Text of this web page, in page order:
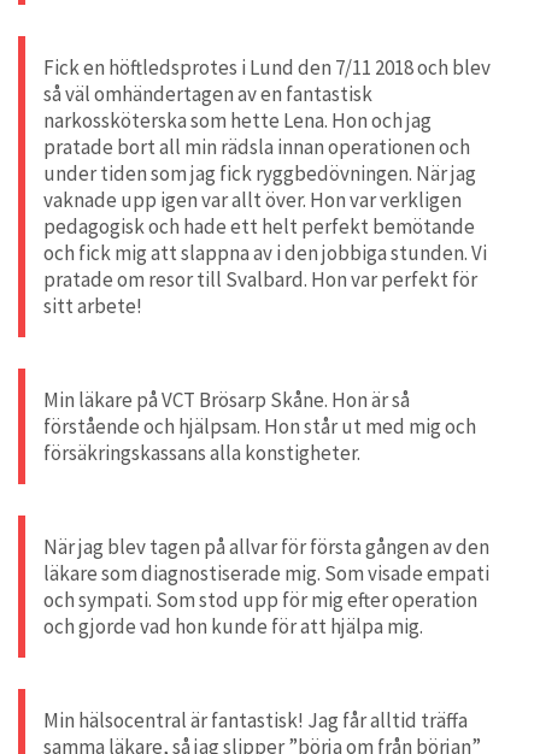
Fick en höftledsprotes i Lund den 7/11 2018 och blev
så väl omhändertagen av en fantastisk
narkossköterska som hette Lena. Hon och jag
pratade bort all min rädsla innan operationen och
under tiden som jag fick ryggbedövningen. När jag
vaknade upp igen var allt över. Hon var verkligen
pedagogisk och hade ett helt perfekt bemötande
och fick mig att slappna av i den jobbiga stunden. Vi
pratade om resor till Svalbard. Hon var perfekt för
sitt arbete!
Min läkare på VCT Brösarp Skåne. Hon är så
förstående och hjälpsam. Hon står ut med mig och
försäkringskassans alla konstigheter.
När jag blev tagen på allvar för första gången av den
läkare som diagnostiserade mig. Som visade empati
och sympati. Som stod upp för mig efter operation
och gjorde vad hon kunde för att hjälpa mig.
Min hälsocentral är fantastisk! Jag får alltid träffa
samma läkare, så jag slipper ”börja om från början”